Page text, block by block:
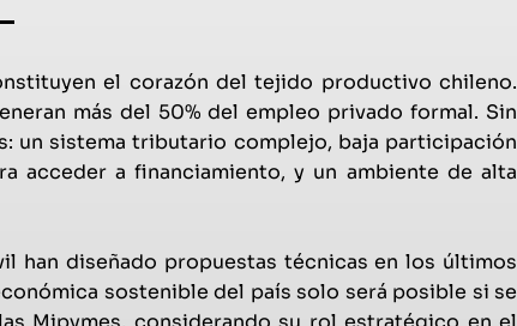
el corazón del tejido productivo chileno.
más del 50% del empleo privado formal. Sin
un sistema tributario complejo, baja participación
acceder a financiamiento, y un ambiente de alta
han diseñado propuestas técnicas en los últimos
sostenible del país solo será posible si se